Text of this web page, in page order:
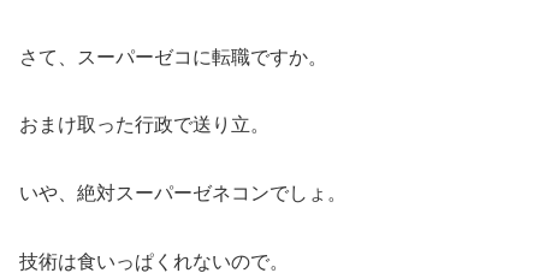
さて、スーパーゼコに転職ですか。
おまけ取った行政で送り立。
いや、絶対スーパーゼネコンでしょ。
技術は食いっぱくれないので。